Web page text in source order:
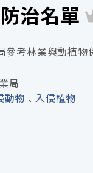
防治名單
參考林業與動植物
局
動物
入侵植物